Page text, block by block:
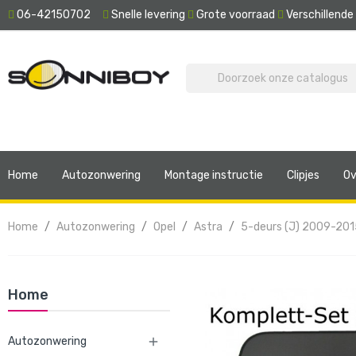
06-42150702 Snelle levering Grote voorraad
Home Autozonwering Montage instructie Clipjes
Home Autozonwering Opel Astra 5-deurs (J) 2009-
Home
Autozonwering 